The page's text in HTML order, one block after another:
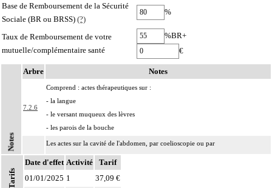
Base de Remboursement de la Sécurité
Sociale (BR ou BRSS) (?)
%
Taux de Remboursement de votre
mutuelle/complémentaire santé
%BR+
€
Notes
Arbre Notes
7.2.6
Comprend : actes thérapeutiques sur :
- la langue
- le versant muqueux des lèvres
- les parois de la bouche
7
Les actes sur la cavité de l'abdomen, par coelioscopie ou par
rétropéritonéoscopie incluent l'évacuation de collection intraabdominale
associée, la toilette péritonéale et/ou la pose de drain.
Tarifs
Date d'effet Activité
Tarif
01/01/2025 1
37,09 €